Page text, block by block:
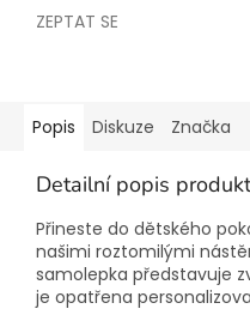
ZEPTAT SE
Popis Diskuze Značka
Detailní popis
Přineste do dětského
našimi roztomilými
samolepka představuje
je opatřena